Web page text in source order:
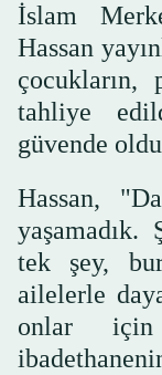
İslam
Hassan
çocukların,
tahliye
güvende
Hassan,
tek şey,
ailelerle
onlar